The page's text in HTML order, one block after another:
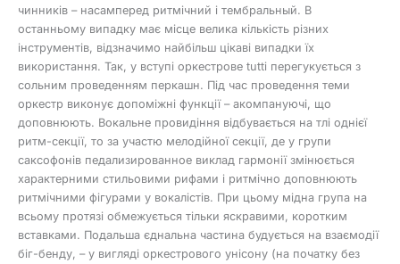
чинників – насамперед ритмічний і тембральный. В
останньому випадку має місце велика кількість різних
інструментів, відзначимо найбільш цікаві випадки їх
використання. Так, у вступі оркестрове tutti перегукується з
сольним проведенням перкашн. Під час проведення теми
оркестр виконує допоміжні функції – акомпануючі, що
доповнюють. Вокальне провидіння відбувається на тлі однієї
ритм-секції, то за участю мелодійної секції, де у групи
саксофонів педализированное виклад гармонії змінюється
характерними стильовими рифами і ритмічно доповнюють
ритмічними фігурами у вокалістів. При цьому мідна група на
всьому протязі обмежується тільки яскравими, коротким
вставками. Подальша єднальна частина будується на взаємодії
біг-бенду, – у вигляді оркестрового унісону (на початку без